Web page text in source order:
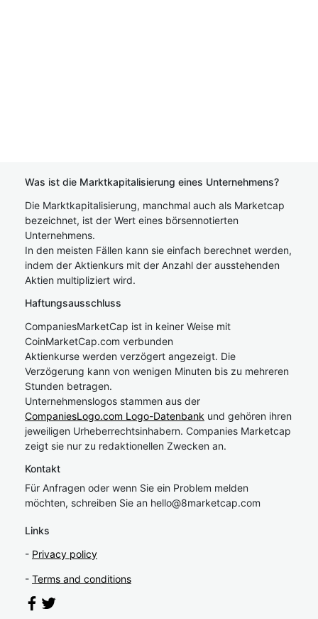
Was ist die Marktkapitalisierung eines Unternehmens?
Die Marktkapitalisierung, manchmal auch als Marketcap
bezeichnet, ist der Wert eines börsennotierten
Unternehmens.
In den meisten Fällen kann sie einfach berechnet werden,
indem der Aktienkurs mit der Anzahl der ausstehenden
Aktien multipliziert wird.
Haftungsausschluss
CompaniesMarketCap ist in keiner Weise mit
CoinMarketCap.com verbunden
Aktienkurse werden verzögert angezeigt. Die
Verzögerung kann von wenigen Minuten bis zu mehreren
Stunden betragen.
Unternehmenslogos stammen aus der
CompaniesLogo.com Logo-Datenbank und gehören ihren
jeweiligen Urheberrechtsinhabern. Companies Marketcap
zeigt sie nur zu redaktionellen Zwecken an.
Kontakt
Für Anfragen oder wenn Sie ein Problem melden
möchten, schreiben Sie an hello@8marketcap.com
Links
- Privacy policy
- Terms and conditions